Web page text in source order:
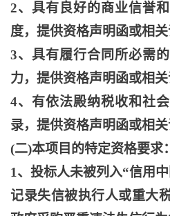
2、具有良好的商业信誉
度，提供资格声明函或相关
3、具有履行合同所必需
力，提供资格声明函或相关
4、有依法殿纳税收和社
录，提供资格声明函或相关
(二)本项目的特定资格要求：
1、投标人未被列入“信用
记录失信被执行人或重大